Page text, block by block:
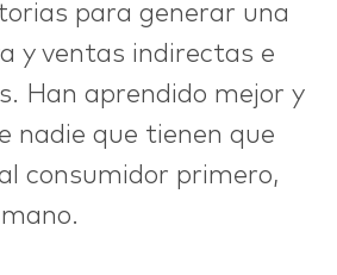
para generar una
y ventas indirectas e
Han aprendido mejor y
nadie que tienen que
consumidor primero,